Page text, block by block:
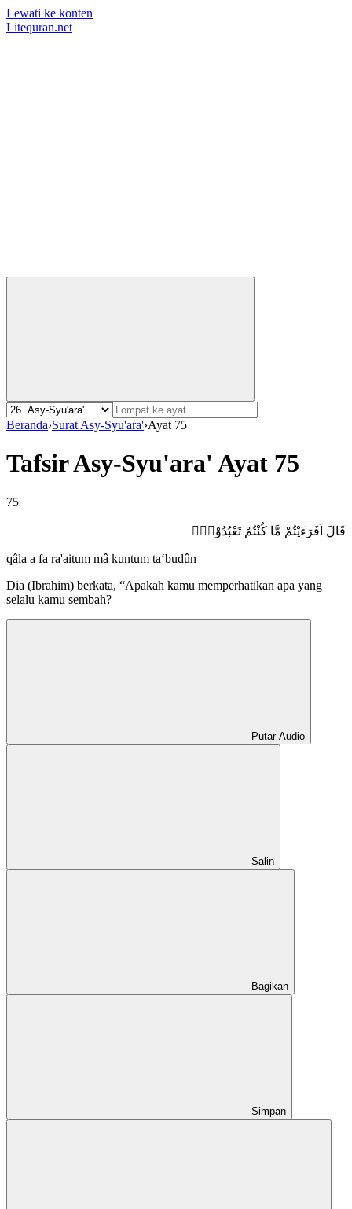
Lewati ke konten
Litequran.net
Beranda›Surat Asy-Syu'ara'›Ayat 75
Tafsir Asy-Syu'ara' Ayat 75
75
قَالَ اَفَرَءَيْتُمْ مَّا كُنْتُمْ تَعْبُدُوْنَۙ
qâla a fa ra'aitum mâ kuntum ta‘budûn
Dia (Ibrahim) berkata, “Apakah kamu memperhatikan apa yang
selalu kamu sembah?
Putar Audio
Salin
Bagikan
Simpan